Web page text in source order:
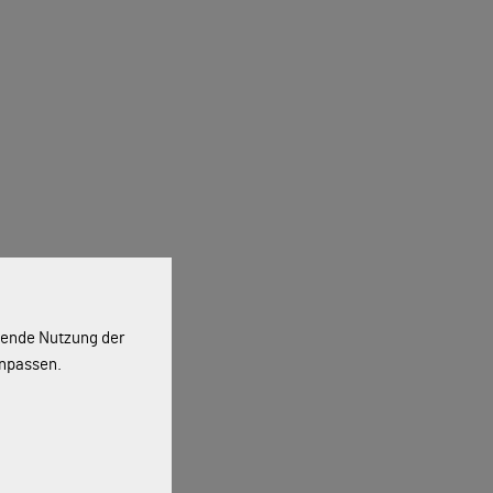
Nutzung der